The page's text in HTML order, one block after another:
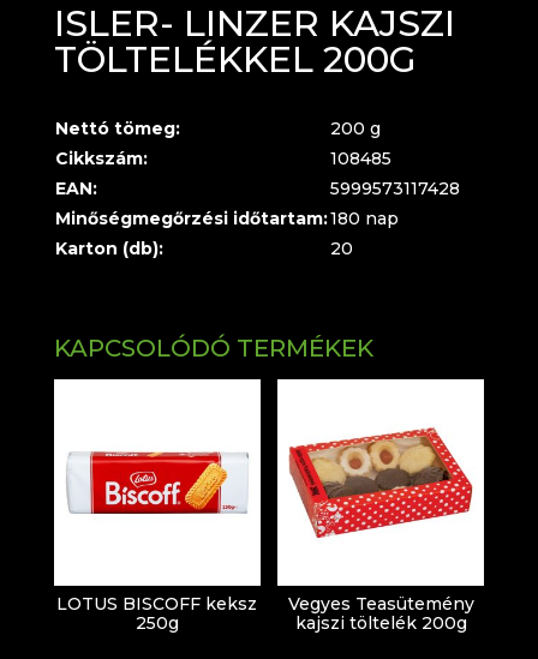
ISLER- LINZER KAJSZI
TÖLTELÉKKEL 200G
Nettó tömeg:
200 g
Cikkszám:
108485
EAN:
5999573117428
Minőségmegőrzési időtartam:180 nap
Karton (db):
20
KAPCSOLÓDÓ TERMÉKEK
LOTUS BISCOFF keksz
250g
Vegyes Teasütemény
kajszi töltelék 200g